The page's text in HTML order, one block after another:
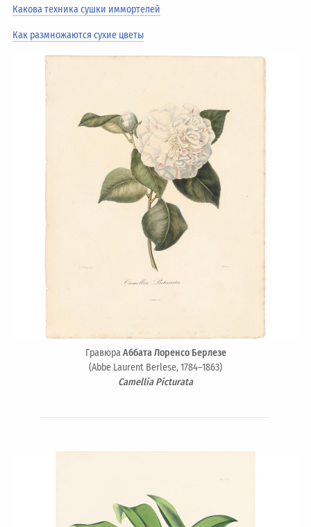
Какова техника сушки иммортелей
Как размножаются сухие цветы
ГравюраАббата Лоренсо Берлезе
(Abbe Laurent Berlese, 1784–1863)
Camellia Picturata